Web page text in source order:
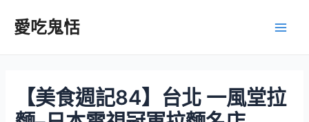
愛吃鬼恬
【美食週記84】台北 一風堂拉